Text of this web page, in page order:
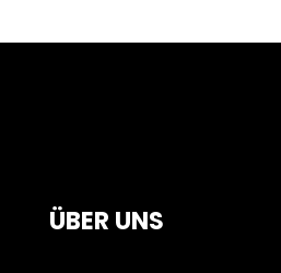
ÜBER UNS